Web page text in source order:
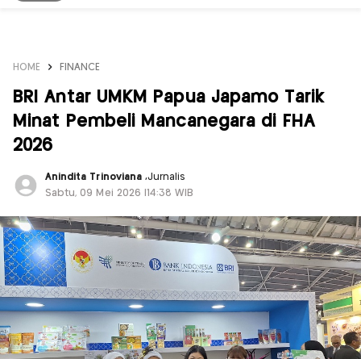
HOME FINANCE
BRI Antar UMKM Papua Japamo Tarik
Minat Pembeli Mancanegara di FHA
2026
Anindita Trinoviana ,Jurnalis
Sabtu, 09 Mei 2026 |14:38 WIB